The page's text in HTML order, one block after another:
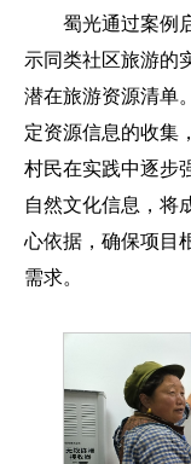
蜀光通过案例
示同类社区旅游的
潜在旅游资源清单
定资源信息的收集
村民在实践中逐步
自然文化信息，将
心依据，确保项目
需求。